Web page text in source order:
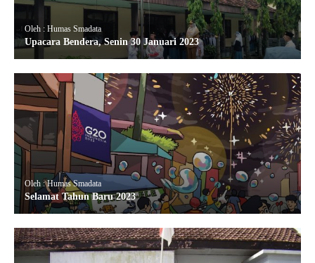
Oleh : Humas Smadata
Upacara Bendera, Senin 30 Januari 2023
Oleh : Humas Smadata
Selamat Tahun Baru 2023